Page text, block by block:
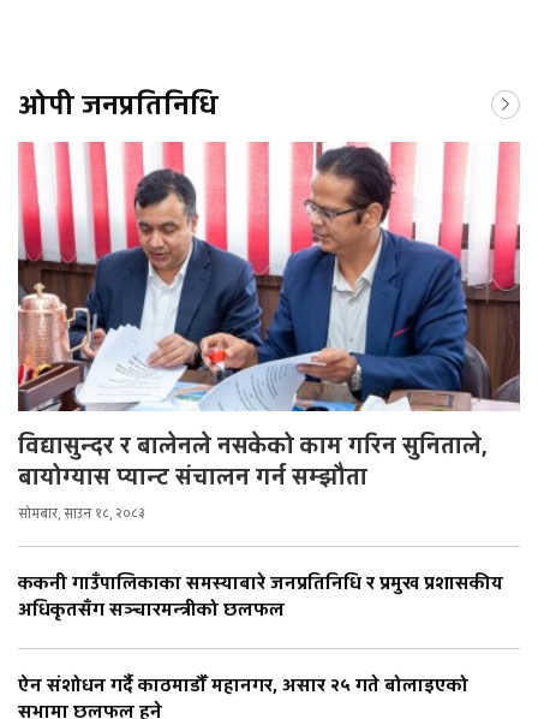
ओपी जनप्रतिनिधि
विद्यासुन्दर र बालेनले नसकेको काम गरिन सुनिताले,
बायोग्यास प्यान्ट संचालन गर्न सम्झौता
सोमबार, साउन १८, २०८३
ककनी गाउँपालिकाका समस्याबारे जनप्रतिनिधि र प्रमुख प्रशासकीय
अधिकृतसँग सञ्चारमन्त्रीको छलफल
ऐन संशोधन गर्दै काठमाडौँ महानगर, असार २५ गते बोलाइएको
सभामा छलफल हुने